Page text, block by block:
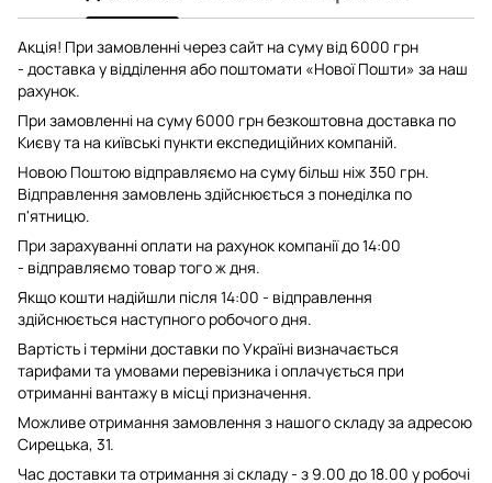
Акція! При замовленні через сайт на суму від 6000 грн
- доставка у відділення або поштомати «Нової Пошти» за наш
рахунок.
При замовленні на суму 6000 грн безкоштовна доставка по
Києву та на київські пункти експедиційних компаній.
Новою Поштою відправляємо на суму більш ніж 350 грн.
Відправлення замовлень здійснюється з понеділка по
п'ятницю.
При зарахуванні оплати на рахунок компанії до 14:00
- відправляємо товар того ж дня.
Якщо кошти надійшли після 14:00 - відправлення
здійснюється наступного робочого дня.
Вартість і терміни доставки по Україні визначається
тарифами та умовами перевізника і оплачується при
отриманні вантажу в місці призначення.
Можливе отримання замовлення з нашого складу за адресою
Сирецька, 31.
Час доставки та отримання зі складу - з 9.00 до 18.00 у робочі